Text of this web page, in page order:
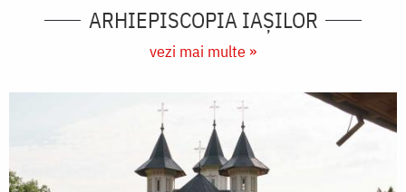
ARHIEPISCOPIA IAŞILOR
vezi mai multe »